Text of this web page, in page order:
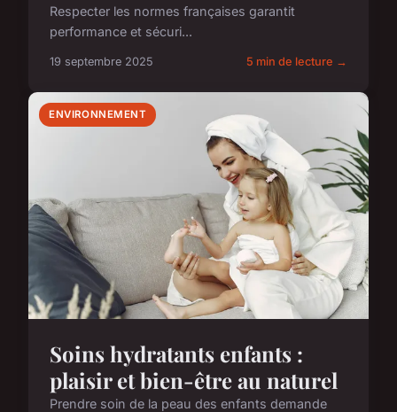
Respecter les normes françaises garantit
performance et sécuri...
19 septembre 2025 5 min de lecture →
ENVIRONNEMENT
Soins hydratants enfants :
plaisir et bien-être au naturel
Prendre soin de la peau des enfants demande